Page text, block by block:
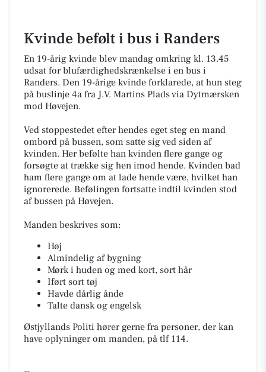
Kvinde befølt i bus i Randers
En 19-årig kvinde blev mandag omkring kl. 13.45
udsat for blufærdighedskrænkelse i en bus i
Randers. Den 19-årige kvinde forklarede, at hun steg
på buslinje 4a fra J.V. Martins Plads via Dytmærsken
mod Høvejen.
Ved stoppestedet efter hendes eget steg en mand
ombord på bussen, som satte sig ved siden af
kvinden. Her befølte han kvinden flere gange og
forsøgte at trække sig hen imod hende. Kvinden bad
ham flere gange om at lade hende være, hvilket han
ignorerede. Befølingen fortsatte indtil kvinden stod
af bussen på Høvejen.
Manden beskrives som:
Høj
Almindelig af bygning
Mørk i huden og med kort, sort hår
Iført sort tøj
Havde dårlig ånde
Talte dansk og engelsk
Østjyllands Politi hører gerne fra personer, der kan
have oplyninger om manden, på tlf 114.